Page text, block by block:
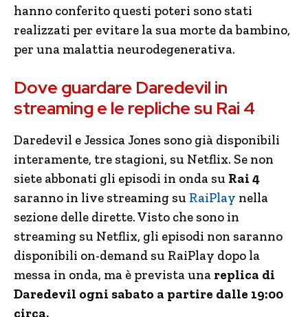
hanno conferito questi poteri sono stati
realizzati per evitare la sua morte da bambino,
per una malattia neurodegenerativa.
Dove guardare Daredevil in
streaming e le repliche su Rai 4
Daredevil e Jessica Jones sono già disponibili
interamente, tre stagioni, su Netflix. Se non
siete abbonati gli episodi in onda su Rai 4
saranno in live streaming su RaiPlay nella
sezione delle dirette. Visto che sono in
streaming su Netflix, gli episodi non saranno
disponibili on-demand su RaiPlay dopo la
messa in onda, ma è prevista una replica di
Daredevil ogni sabato a partire dalle 19:00
circa.